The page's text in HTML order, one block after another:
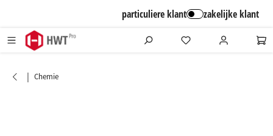
particuliere klant zakelijke klant
| Chemie